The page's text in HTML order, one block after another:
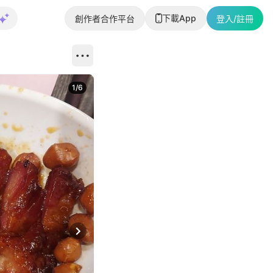
創作者合作平台 下載App 登入/註冊
Next slide
1/6